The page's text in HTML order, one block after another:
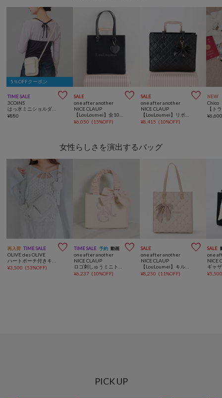
5％OFFクーポン
TIME SALE 
3COINS
¥880
SALE 
one after another
NICE CLAUP
¥6,050 (15%OFF)
SALE 
one after another
NICE CLAUP
¥8,415 (10%OFF)
NEW
Chico
¥
女性らしさを演出するバッグ
再入荷 TIME SALE 
OLIVE des OLIVE
ハートポーチ付きキラキラショルダーバッグ
¥3,500 (53%OFF)
TIME SALE 予約 動画 
one after another
NICE CLAUP
ロゴ刺しゅうミニトートバッグ
¥6,237 (10%OFF)
SALE 
one after another
NICE CLAUP
【LouLoumei】キルティングビジューリボンチャームキャリーオントート
¥8,250 (11%OFF)
SALE
one
NICE
¥
PICK UP